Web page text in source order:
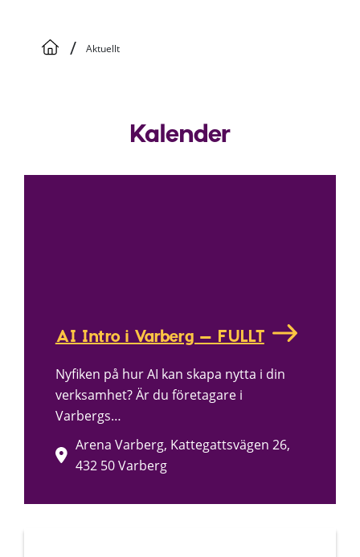
/ Aktuellt
Kalender
AI Intro i Varberg – FULLT
Nyfiken på hur AI kan skapa nytta i din
verksamhet? Är du företagare i
Varbergs…
Arena Varberg, Kattegattsvägen 26,
432 50 Varberg